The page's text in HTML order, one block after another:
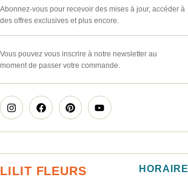
Abonnez-vous pour recevoir des mises à jour, accéder à
des offres exclusives et plus encore.
Vous pouvez vous inscrire à notre newsletter au
moment de passer votre commande.
LILIT FLEURS HORAIRE